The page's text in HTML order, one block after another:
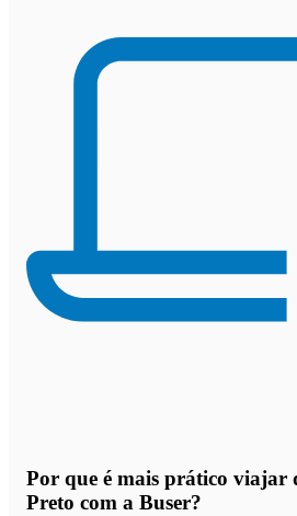
Por que é mais prático viajar
Preto com a Buser?